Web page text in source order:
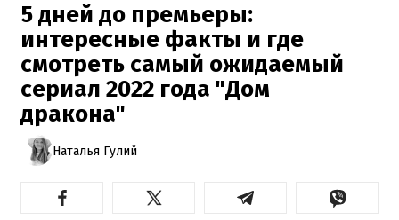
5 дней до премьеры:
интересные факты и где
смотреть самый ожидаемый
сериал 2022 года "Дом
дракона"
Наталья Гулий